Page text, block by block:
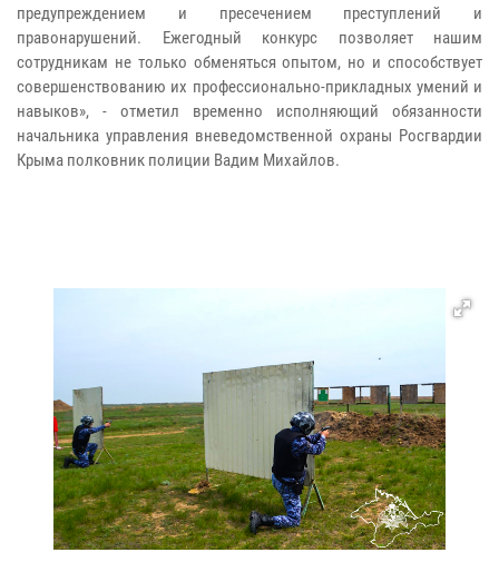
предупреждением и пресечением преступлений и
правонарушений. Ежегодный конкурс позволяет нашим
сотрудникам не только обменяться опытом, но и способствует
совершенствованию их профессионально-прикладных умений и
навыков», - отметил временно исполняющий обязанности
начальника управления вневедомственной охраны Росгвардии
Крыма полковник полиции Вадим Михайлов.